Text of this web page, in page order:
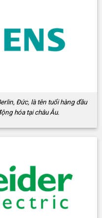
Đức, là tên tuổi hàng đầu
hóa tại châu Âu.